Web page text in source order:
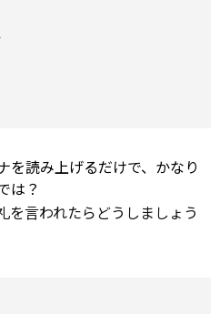
読み上げるだけで、かなり
は？
を言われたらどうしましょう